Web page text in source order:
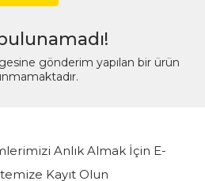
gönderim yapılan bir ürün
Anlık Almak İçin E-
Kayıt Olun